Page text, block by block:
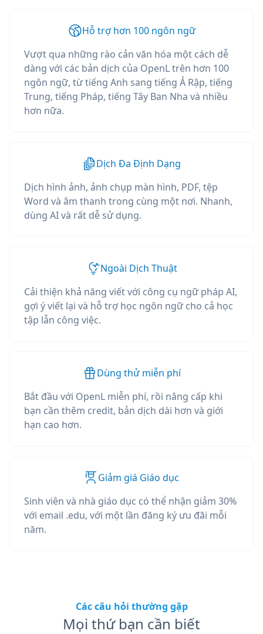
Hỗ trợ hơn 100 ngôn ngữ
Vượt qua những rào cản văn hóa một cách dễ
dàng với các bản dịch của OpenL trên hơn 100
ngôn ngữ, từ tiếng Anh sang tiếng Ả Rập, tiếng
Trung, tiếng Pháp, tiếng Tây Ban Nha và nhiều
hơn nữa.
Dịch Đa Định Dạng
Dịch hình ảnh, ảnh chụp màn hình, PDF, tệp
Word và âm thanh trong cùng một nơi. Nhanh,
dùng AI và rất dễ sử dụng.
Ngoài Dịch Thuật
Cải thiện khả năng viết với công cụ ngữ pháp AI,
gợi ý viết lại và hỗ trợ học ngôn ngữ cho cả học
tập lẫn công việc.
Dùng thử miễn phí
Bắt đầu với OpenL miễn phí, rồi nâng cấp khi
bạn cần thêm credit, bản dịch dài hơn và giới
hạn cao hơn.
Giảm giá Giáo dục
Sinh viên và nhà giáo dục có thể nhận giảm 30%
với email .edu, với một lần đăng ký ưu đãi mỗi
năm.
Các câu hỏi thường gặp
Mọi thứ bạn cần biết